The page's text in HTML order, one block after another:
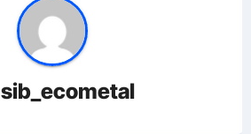
sib_ecometal